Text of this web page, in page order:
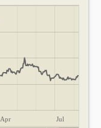
Apr Jul